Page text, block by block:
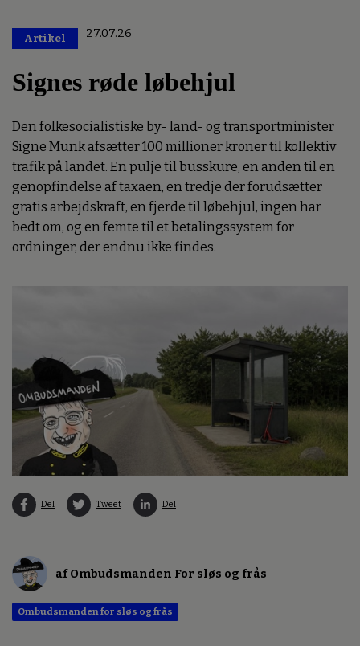
Artikel 27.07.26
Signes røde løbehjul
Den folkesocialistiske by- land- og transportminister
Signe Munk afsætter 100 millioner kroner til kollektiv
trafik på landet. En pulje til busskure, en anden til en
genopfindelse af taxaen, en tredje der forudsætter
gratis arbejdskraft, en fjerde til løbehjul, ingen har
bedt om, og en femte til et betalingssystem for
ordninger, der endnu ikke findes.
Del Tweet Del
af Ombudsmanden For sløs og frås
Ombudsmanden for sløs og frås